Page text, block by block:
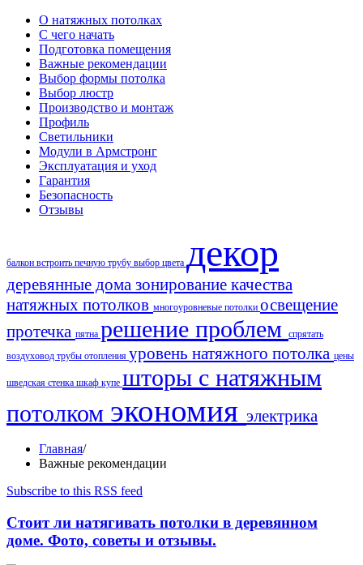
О натяжных потолках
С чего начать
Подготовка помещения
Важные рекомендации
Выбор формы потолка
Выбор люстр
Производство и монтаж
Профиль
Светильники
Модули в Армстронг
Эксплуатация и уход
Гарантия
Безопасность
Отзывы
балкон встроить печную трубу выбор цвета декор
деревянные дома зонирование качества
натяжных потолков многоуровневые потолки освещение
протечка пятна решение проблем спрятать
воздуховод трубы отопления уровень натяжного потолка цены
шведская стенка шкаф купе шторы с натяжным
потолком экономия электрика
Главная/
Важные рекомендации
Subscribe to this RSS feed
Стоит ли натягивать потолки в деревянном
доме. Фото, советы и отзывы.